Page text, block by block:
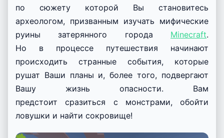
по сюжету которой Вы становитесь
археологом, призванным изучать мифические
руины затерянного города Minecraft.
Но в процессе путешествия начинают
происходить странные события, которые
рушат Ваши планы и, более того, подвергают
Вашу жизнь опасности. Вам
предстоит сразиться с монстрами, обойти
ловушки и найти сокровище!